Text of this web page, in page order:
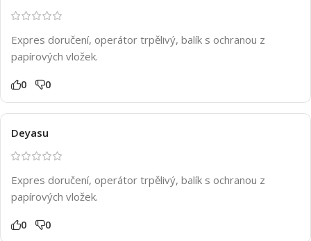
Expres doručení, operátor trpělivý, balík s ochranou z
papírových vložek.
0 0
Deyasu
Expres doručení, operátor trpělivý, balík s ochranou z
papírových vložek.
0 0